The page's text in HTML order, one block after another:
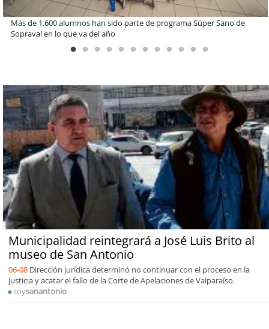
Estudiantes de la UCN desarrollan tecnología para modernizar la
operación de Ultraport Coquimbo
Municipalidad reintegrará a José Luis Brito al
museo de San Antonio
06-08 Dirección jurídica determinó no continuar con el proceso en la
justicia y acatar el fallo de la Corte de Apelaciones de Valparaíso.
soysanantonio